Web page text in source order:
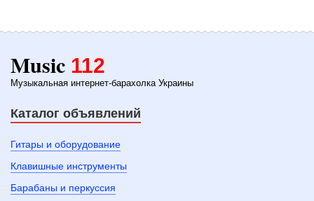
Music 112
Музыкальная интернет-барахолка Украины
Каталог объявлений
Гитары и оборудование
Клавишные инструменты
Барабаны и перкуссия